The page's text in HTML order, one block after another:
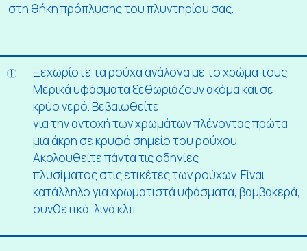
στη θήκη πρόπλυσης του πλυντηρίου σας.
Ξεχωρίστε τα ρούχα ανάλογα με το χρώμα τους.
Μερικά υφάσματα ξεθωριάζουν ακόμα και σε
κρύο νερό. Βεβαιωθείτε
για την αντοχή των χρωμάτων πλένοντας πρώτα
μια άκρη σε κρυφό σημείο του ρούχου.
Ακολουθείτε πάντα τις οδηγίες
πλυσίματος στις ετικέτες των ρούχων. Είναι
κατάλληλο για χρωματιστά υφάσματα, βαμβακερά,
συνθετικά, λινά κλπ.